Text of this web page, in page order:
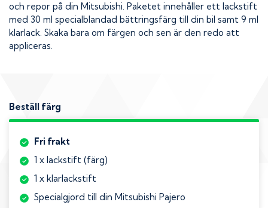
och repor på din Mitsubishi. Paketet innehåller ett lackstift
med 30 ml specialblandad bättringsfärg till din bil samt 9 ml
klarlack. Skaka bara om färgen och sen är den redo att
appliceras.
Beställ färg
Fri frakt
1 x lackstift (färg)
1 x klarlackstift
Specialgjord till din Mitsubishi Pajero